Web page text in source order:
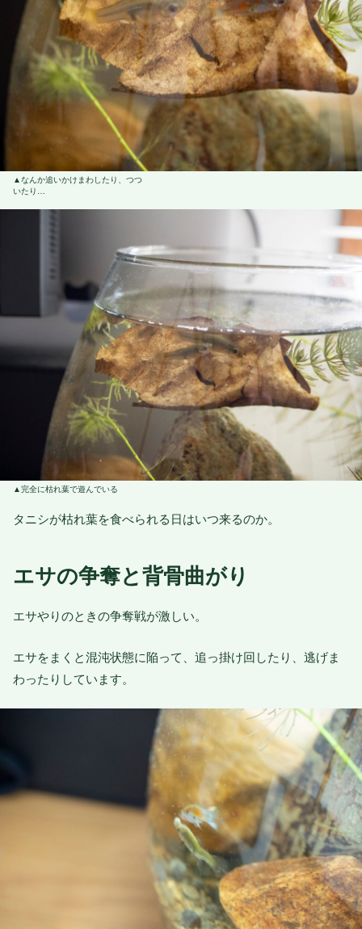
なんか追いかけまわしたり、つつ
いたり…
完全に枯れ葉で遊んでいる
タニシが枯れ葉を食べられる日はいつ来るのか。
エサの争奪と背骨曲がり
エサやりのときの争奪戦が激しい。
エサをまくと混沌状態に陥って、追っ掛け回したり、逃げま
わったりしています。